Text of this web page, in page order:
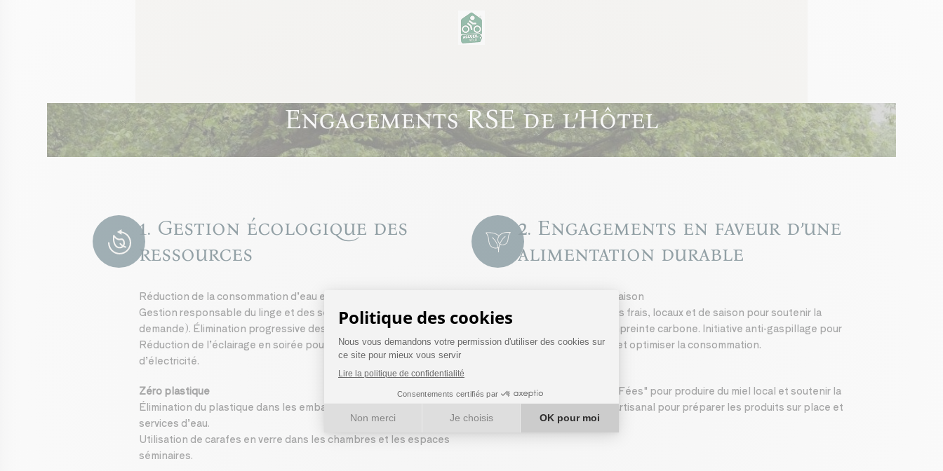
Engagements RSE de l’Hôtel
ECO
FRIENDLY
1. Gestion écologique des
ressources
Réduction de la consommation d’eau et d’énergie
Gestion responsable du linge et des serviettes (changés sur
demande). Élimination progressive des plastiques à usage unique.
Réduction de l’éclairage en soirée pour limiter la consommation
d’électricité.
Zéro plastique
Élimination du plastique dans les emballages, contenants et
services d’eau.
Utilisation de carafes en verre dans les chambres et les espaces
séminaires.
NATURE
PRODUCT 2. Engagements en faveur d’une
alimentation durable
Cuisine locale & de saison
Utilisation de produits frais, locaux et de saison pour soutenir la
région et réduire l’empreinte carbone. Initiative anti-gaspillage pour
minimiser les pertes et optimiser la consommation.
Rucher "Ruch’ées & Fées" pour produire du miel local et soutenir la
biodiversité. Fumoir artisanal pour préparer les produits sur place et
éviter les